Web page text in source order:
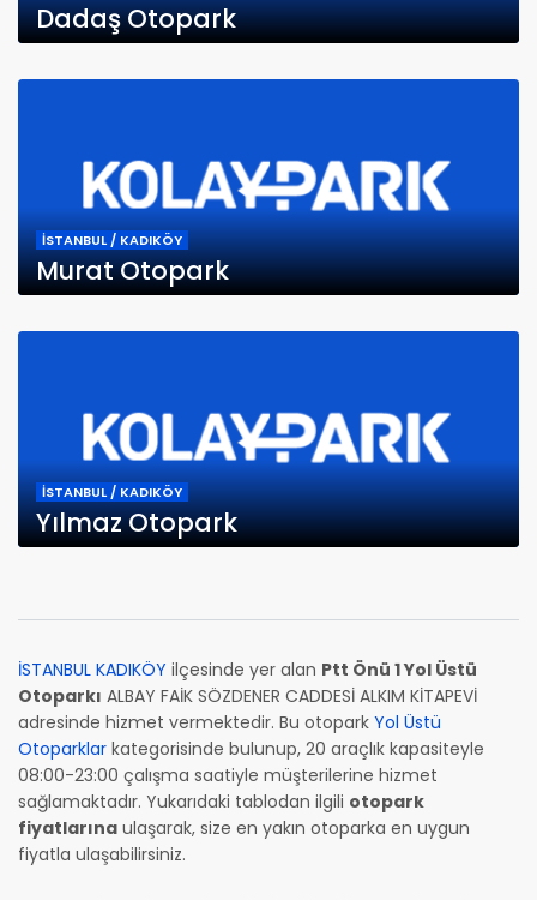
Dadaş Otopark
İSTANBUL / KADIKÖY
Murat Otopark
İSTANBUL / KADIKÖY
Yılmaz Otopark
İSTANBUL KADIKÖY ilçesinde yer alan Ptt Önü 1 Yol Üstü
Otoparkı ALBAY FAİK SÖZDENER CADDESİ ALKIM KİTAPEVİ
adresinde hizmet vermektedir. Bu otopark Yol Üstü
Otoparklar kategorisinde bulunup, 20 araçlık kapasiteyle
08:00-23:00 çalışma saatiyle müşterilerine hizmet
sağlamaktadır. Yukarıdaki tablodan ilgili otopark
fiyatlarına ulaşarak, size en yakın otoparka en uygun
fiyatla ulaşabilirsiniz.